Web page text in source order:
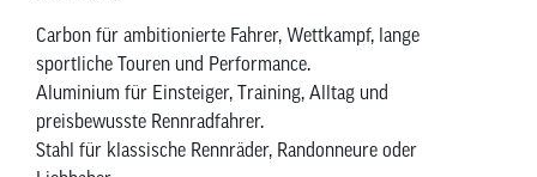
Carbon für ambitionierte Fahrer, Wettkampf, lange
sportliche Touren und Performance.
Aluminium für Einsteiger, Training, Alltag und
preisbewusste Rennradfahrer.
Stahl für klassische Rennräder, Randonneure oder